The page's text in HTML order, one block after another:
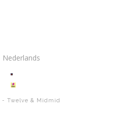
- Twelve & Midmid